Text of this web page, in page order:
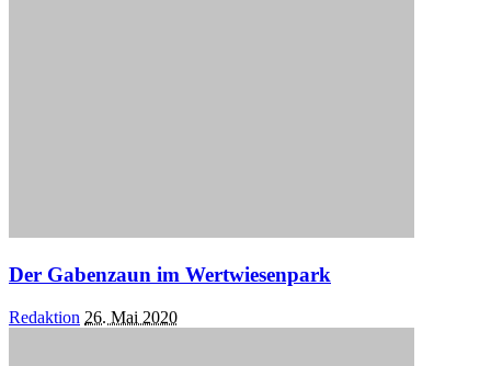
Der Gabenzaun im Wertwiesenpark
Posted
Redaktion 26. Mai 2020